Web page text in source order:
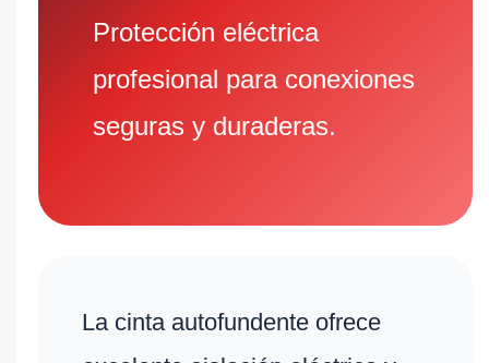
Protección eléctrica
profesional para conexiones
seguras y duraderas.
La cinta autofundente ofrece